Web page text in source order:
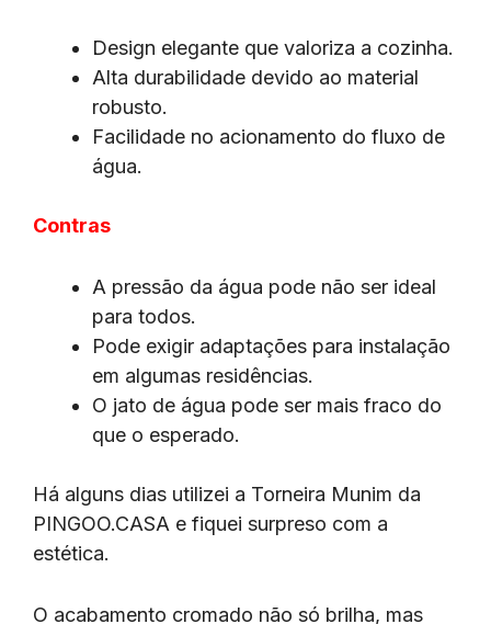
Design elegante que valoriza a cozinha.
Alta durabilidade devido ao material
robusto.
Facilidade no acionamento do fluxo de
água.
Contras
A pressão da água pode não ser ideal
para todos.
Pode exigir adaptações para instalação
em algumas residências.
O jato de água pode ser mais fraco do
que o esperado.
Há alguns dias utilizei a Torneira Munim da
PINGOO.CASA e fiquei surpreso com a
estética.
O acabamento cromado não só brilha, mas